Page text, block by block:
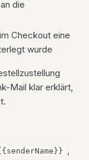
die
Checkout eine
wurde
Mail klar erklärt,
,